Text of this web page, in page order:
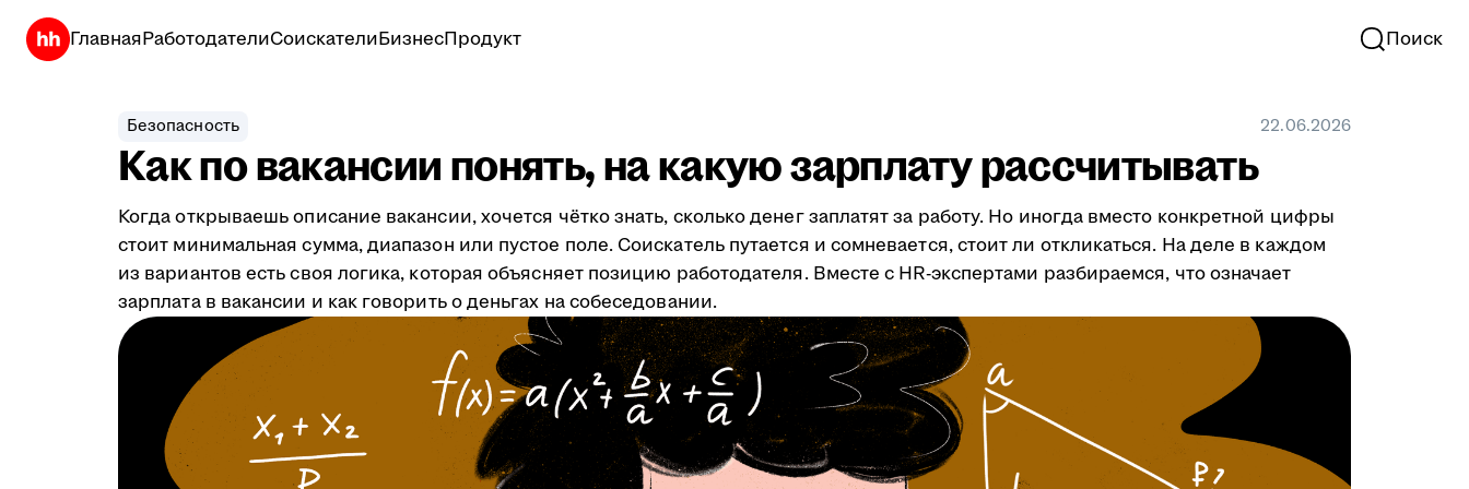
ГлавнаяРаботодателиСоискателиБизнесПродукт Поиск
Безопасность 22.06.2026
Как по вакансии понять, на какую зарплату рассчитывать
Когда открываешь описание вакансии, хочется чётко знать, сколько денег заплатят за работу. Но иногда вместо конкретной цифры
стоит минимальная сумма, диапазон или пустое поле. Соискатель путается и сомневается, стоит ли откликаться. На деле в каждом
из вариантов есть своя логика, которая объясняет позицию работодателя. Вместе с HR-экспертами разбираемся, что означает
зарплата в вакансии и как говорить о деньгах на собеседовании.